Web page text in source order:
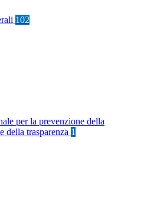
102
per la prevenzione della
della trasparenza 1